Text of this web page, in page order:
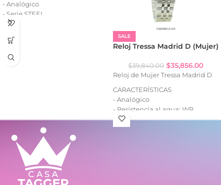
- Analógico
- Serie STEEL
- Resistencia al agua: WR50
- Calendario
- Caja de acero
- Malla de acero
SALE
Reloj Tressa Madrid D (Mujer)
$39,840.00 $35,856.00
Reloj de Mujer Tressa Madrid D
CARACTERÍSTICAS
- Analógico
- Resistencia al agua: WR
- Caja de metal
- Malla de metal